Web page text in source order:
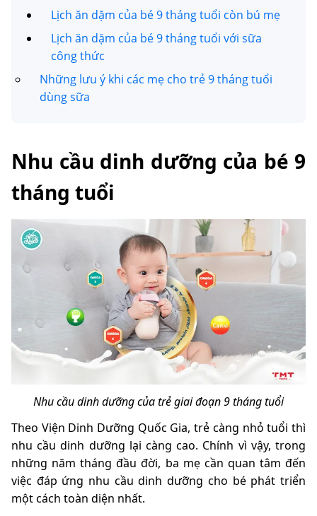
Lịch ăn dặm của bé 9 tháng tuổi còn bú mẹ
Lịch ăn dặm của bé 9 tháng tuổi với sữa
công thức
Những lưu ý khi các mẹ cho trẻ 9 tháng tuổi
dùng sữa
Nhu cầu dinh dưỡng của bé 9
tháng tuổi
Nhu cầu dinh dưỡng của trẻ giai đoạn 9 tháng tuổi
Theo Viện Dinh Dưỡng Quốc Gia, trẻ càng nhỏ tuổi thì
nhu cầu dinh dưỡng lại càng cao. Chính vì vậy, trong
những năm tháng đầu đời, ba mẹ cần quan tâm đến
việc đáp ứng nhu cầu dinh dưỡng cho bé phát triển
một cách toàn diện nhất.